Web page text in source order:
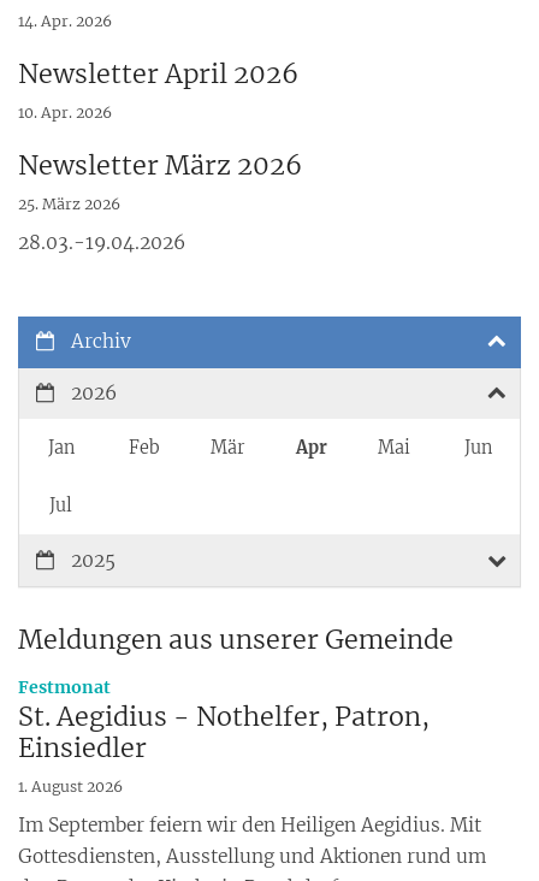
14. Apr. 2026
Newsletter April 2026
10. Apr. 2026
Newsletter März 2026
25. März 2026
28.03.-19.04.2026
Archiv
2026
Jan Feb Mär Apr Mai Jun
Jul
2025
Meldungen aus unserer Gemeinde
Festmonat:
St. Aegidius - Nothelfer, Patron,
Einsiedler
1. August 2026
Im September feiern wir den Heiligen Aegidius. Mit
Gottesdiensten, Ausstellung und Aktionen rund um